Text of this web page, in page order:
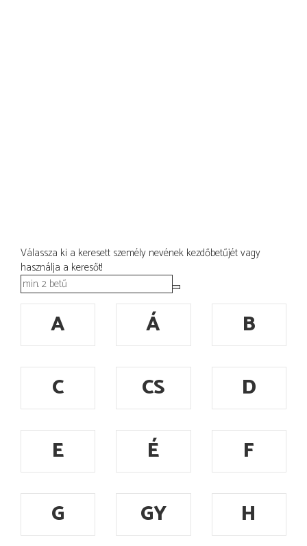
Válassza ki a keresett személy nevének kezdőbetűjét vagy
használja a keresőt!
A Á
B
C
CS
D
E
É
F
G
GY H